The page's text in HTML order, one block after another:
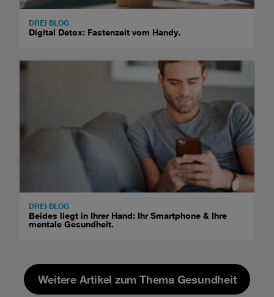
DREI BLOG
Digital Detox: Fastenzeit vom Handy.
DREI BLOG
Beides liegt in Ihrer Hand: Ihr Smartphone & Ihre
mentale Gesundheit.
Weitere Artikel zum Thema Gesundheit